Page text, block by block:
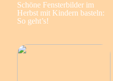
Schöne Fensterbilder im
Herbst mit Kindern basteln:
So geht’s!